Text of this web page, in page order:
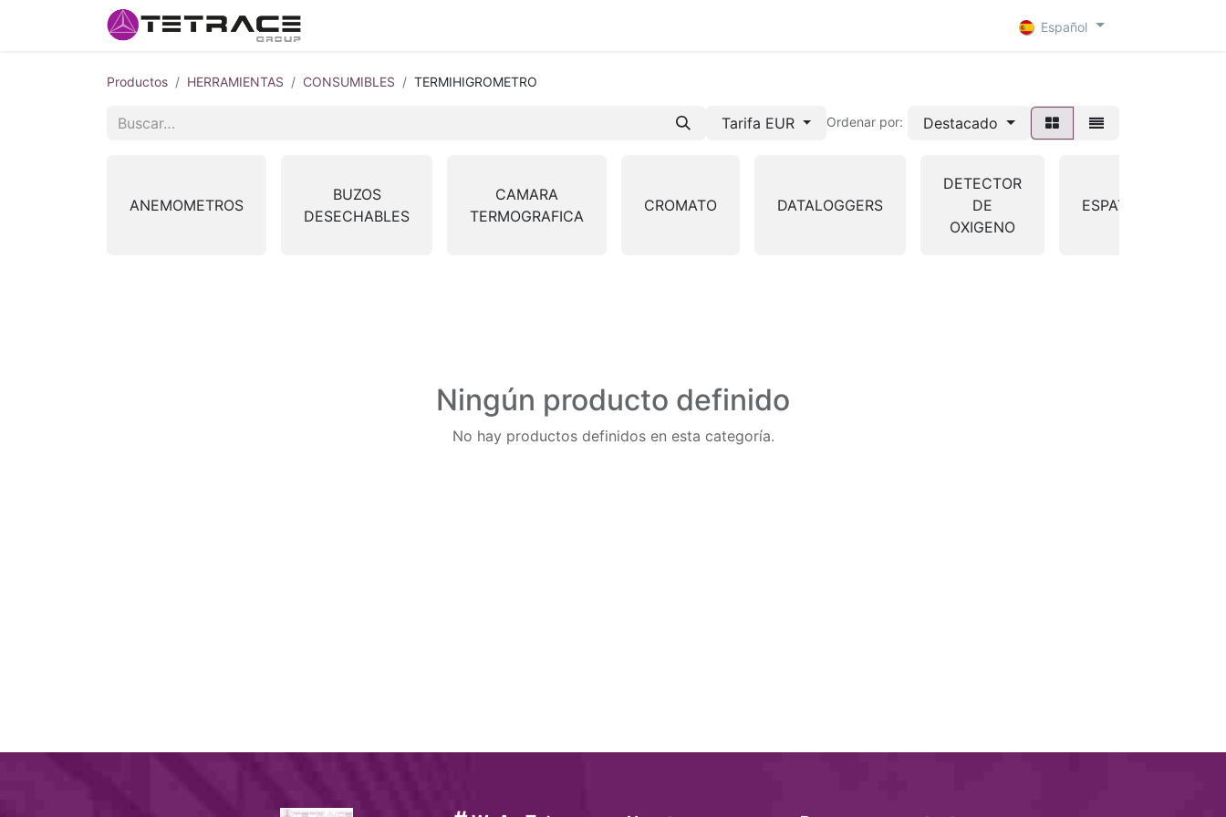
Español
Productos HERRAMIENTAS CONSUMIBLES TERMIHIGROMETRO
Tarifa EUR Ordenar por: Destacado
ANEMOMETROS
BUZOS
DESECHABLES
CAMARA
TERMOGRAFICA
CROMATO DATALOGGERS
DETECTOR
DE
OXIGENO
ESPATULAS
Ningún producto definido
No hay productos definidos en esta categoría.